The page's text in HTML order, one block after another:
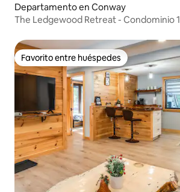
Departamento en Conway
The Ledgewood Retreat - Condominio 1
Favorito entre huéspedes
Favorito entre huéspedes